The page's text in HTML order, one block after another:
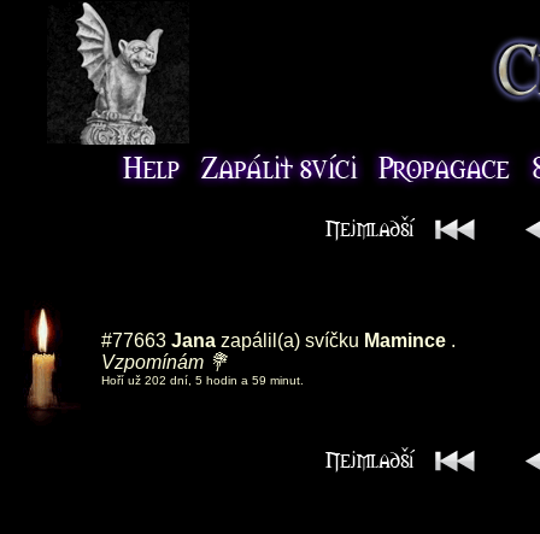
#77663 Jana zapálil(a) svíčku Mamince .
Vzpomínám 💐
Hoří už 202 dní, 5 hodin a 59 minut.